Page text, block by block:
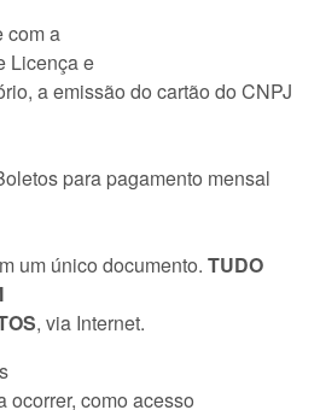
com a
Licença e
a emissão do cartão do CNPJ
para pagamento mensal
um único documento. TUDO
, via Internet.
ocorrer, como acesso